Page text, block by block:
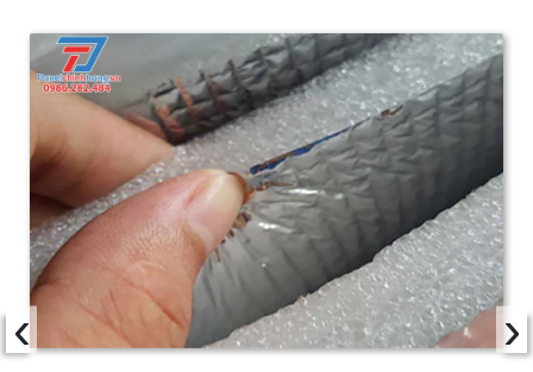
‹ ›